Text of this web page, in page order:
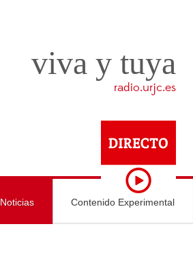
viva y tuya
radio.urjc.es
Noticias Contenido Experimental